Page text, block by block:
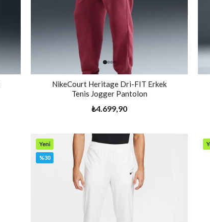
NikeCourt Heritage Dri-FIT Erkek
Tenis Jogger Pantolon
₺4.699,90
Yeni
Ürün
%30